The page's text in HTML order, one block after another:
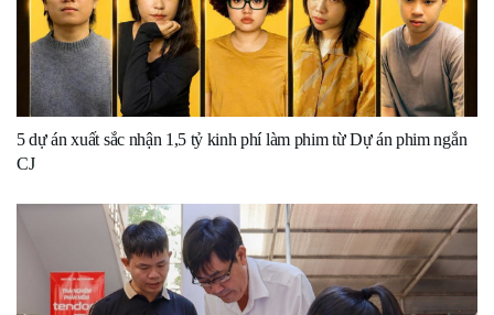
5 dự án xuất sắc nhận 1,5 tỷ kinh phí làm phim từ Dự án phim ngắn
CJ